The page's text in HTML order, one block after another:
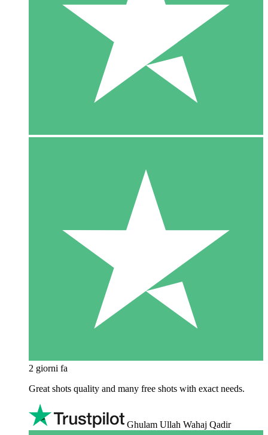
2 giorni fa
Great shots quality and many free shots with exact needs.
Ghulam Ullah Wahaj Qadir